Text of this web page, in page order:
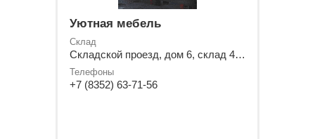
Уютная мебель
Склад
Складской проезд, дом 6, склад 41А
Телефоны
+7 (8352) 63-71-56